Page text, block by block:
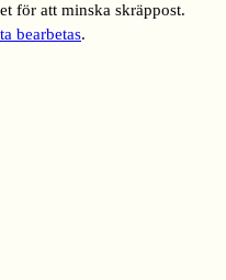
för att minska skräppost.
bearbetas.